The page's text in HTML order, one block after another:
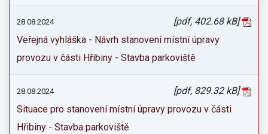
28.08.2024
[pdf, 402.68 kB]
Veřejná vyhláška - Návrh stanovení místní úpravy
provozu v části Hřibiny - Stavba parkoviště
28.08.2024
[pdf, 829.32 kB]
Situace pro stanovení místní úpravy provozu v části
Hřibiny - Stavba parkoviště